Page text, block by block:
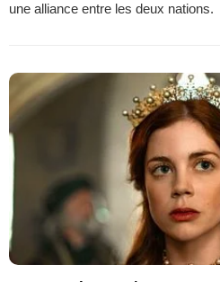
une alliance entre les deux nations.